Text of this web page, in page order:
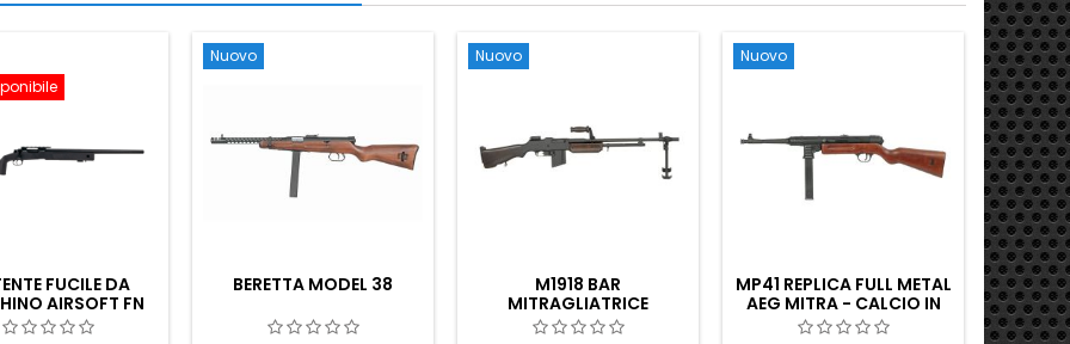
FUCILE DA
AIRSOFT FN
SPR
Nuovo
BERETTA MODEL 38
Nuovo
M1918 BAR
MITRAGLIATRICE
LEGGERA - REAL WOOD
Nuovo
MP41 REPLICA FULL METAL
AEG MITRA - CALCIO IN
LEGNO VERO
Nuovo